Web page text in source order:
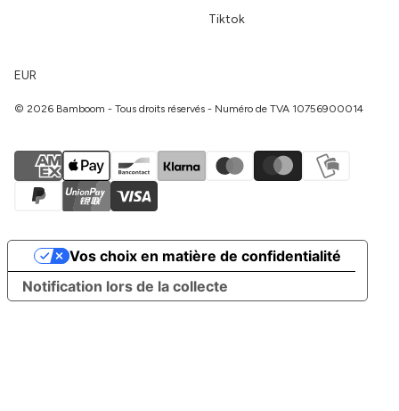
Tiktok
EUR
© 2026 Bamboom - Tous droits réservés - Numéro de TVA 10756900014
Notification lors de la collecte
Vos choix en matière de confidentialité